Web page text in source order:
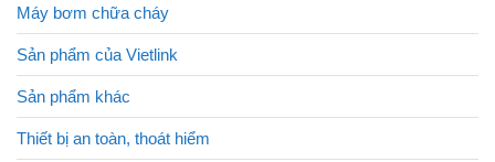
Máy bơm chữa cháy
Sản phẩm của Vietlink
Sản phẩm khác
Thiết bị an toàn, thoát hiểm